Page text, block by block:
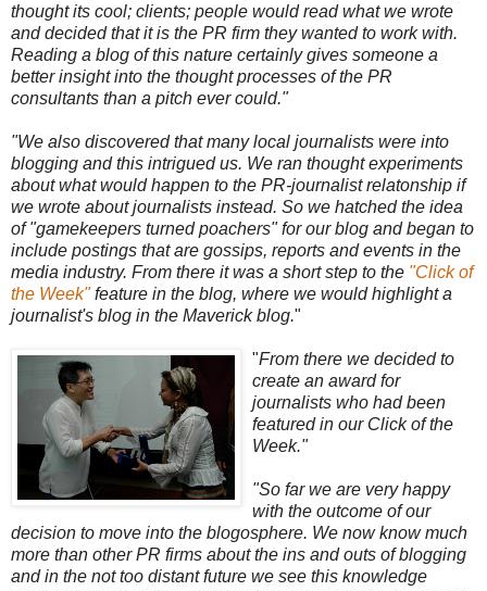
thought its cool; clients; people would read what we wrote
and decided that it is the PR firm they wanted to work with.
Reading a blog of this nature certainly gives someone a
better insight into the thought processes of the PR
consultants than a pitch ever could."
"We also discovered that many local journalists were into
blogging and this intrigued us. We ran thought experiments
about what would happen to the PR-journalist relatonship if
we wrote about journalists instead. So we hatched the idea
of "gamekeepers turned poachers" for our blog and began to
include postings that are gossips, reports and events in the
media industry. From there it was a short step to the "Click of
the Week"feature in the blog, where we would highlight a
journalist's blog in the Maverick blog."
"From there we decided to
create an award for
journalists who had been
featured in our Click of the
Week."
"So far we are very happy
with the outcome of our
decision to move into the blogosphere. We now know much
more than other PR firms about the ins and outs of blogging
and in the not too distant future we see this knowledge